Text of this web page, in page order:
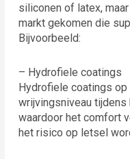
siliconen of latex,
markt gekomen die
Bijvoorbeeld:
– Hydrofiele coatings
Hydrofiele coatings
wrijvingsniveau tijdens
waardoor het comfort
het risico op letsel